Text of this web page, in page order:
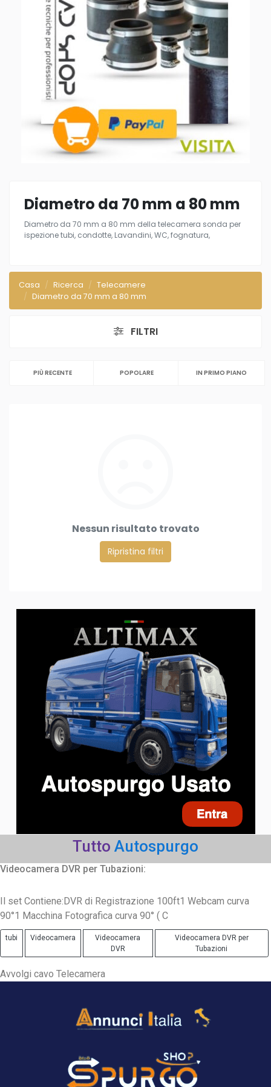
Diametro da 70 mm a 80 mm
Diametro da 70 mm a 80 mm della telecamera sonda per
ispezione tubi, condotte, Lavandini, WC, fognatura,
Casa Ricerca
Telecamere
Diametro da 70 mm a 80 mm
FILTRI
PIÙ RECENTE POPOLARE IN PRIMO PIANO
Nessun risultato trovato
Ripristina filtri
Tutto Autospurgo
Videocamera DVR per Tubazioni:
Il set Contiene:DVR di Registrazione 100ft1 Webcam curva
90°1 Macchina Fotografica curva 90° ( C
tubi Videocamera
Videocamera
DVR
Videocamera DVR per
Tubazioni
Avvolgi cavo Telecamera